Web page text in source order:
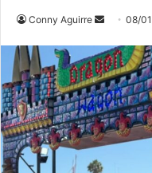
Conny Aguirre
Send
email
08/